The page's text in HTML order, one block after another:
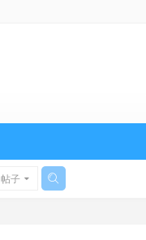
帖子